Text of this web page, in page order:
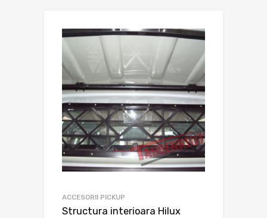
ACCESORII PICKUP
Structura interioara Hilux